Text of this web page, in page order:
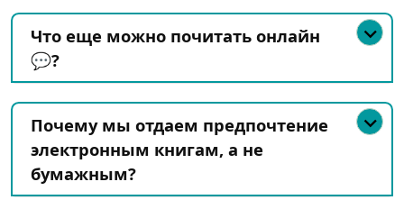
Что еще можно почитать онлайн
💬?
Почему мы отдаем предпочтение
электронным книгам, а не
бумажным?